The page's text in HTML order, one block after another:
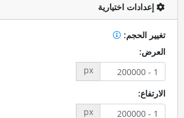
إعدادات اختيارية
تغيير الحجم:
العرض:
px
الارتفاع:
px